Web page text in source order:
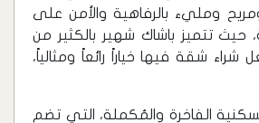
ومليء بالرفاهية والأمن على
حيث تتميز باشاك شهير بالكثير من
شراء شقة فيها خياراً رائعاً ومثالياً،
الفاخرة والمُكملة، التي تضم